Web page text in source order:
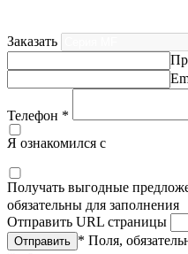
Заказать
Телефон *
Я ознакомился с
Получать выгодные
обязательны для заполнения
Отправить URL страницы
* Поля,